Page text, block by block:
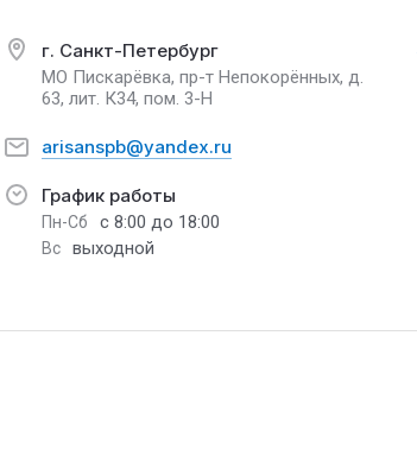
г. Санкт-Петербург
МО Пискарёвка, пр-т Непокорённых, д.
63, лит. К34, пом. 3-Н
arisanspb@yandex.ru
График работы
Пн-Сб с 8:00 до 18:00
Вс выходной